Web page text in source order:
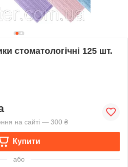
стоматологічні 125 шт.
на сайті — 300 ₴
Купити
або